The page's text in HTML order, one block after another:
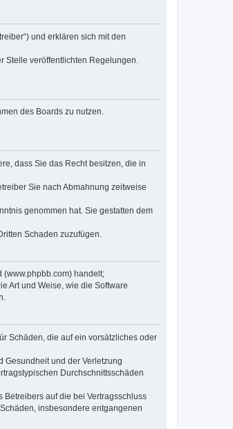
und erklären sich mit den
Stelle veröffentlichten Regelungen.
des Boards zu nutzen.
dass Sie das Recht besitzen, die in
Sie nach Abmahnung zeitweise
genommen hat. Sie gestatten dem
Schaden zuzufügen.
(www.phpbb.com) handelt;
Art und Weise, wie die Software
Schäden, die auf ein vorsätzliches oder
Gesundheit und der Verletzung
Durchschnittsschäden
auf die bei Vertragsschluss
insbesondere entgangenen